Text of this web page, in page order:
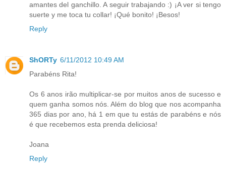
amantes del ganchillo. A seguir trabajando :) ¡A ver si tengo
suerte y me toca tu collar! ¡Qué bonito! ¡Besos!
Reply
ShORTy 6/11/2012 10:49 AM
Parabéns Rita!
Os 6 anos irão multiplicar-se por muitos anos de sucesso e
quem ganha somos nós. Além do blog que nos acompanha
365 dias por ano, há 1 em que tu estás de parabéns e nós
é que recebemos esta prenda deliciosa!
Joana
Reply